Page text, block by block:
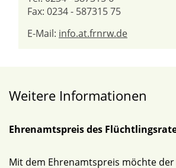
Fax: 0234 - 587315 75
E-Mail: info.at.frnrw.de
Weitere Informationen
Ehrenamtspreis des
Mit dem Ehrenamtspreis möchte